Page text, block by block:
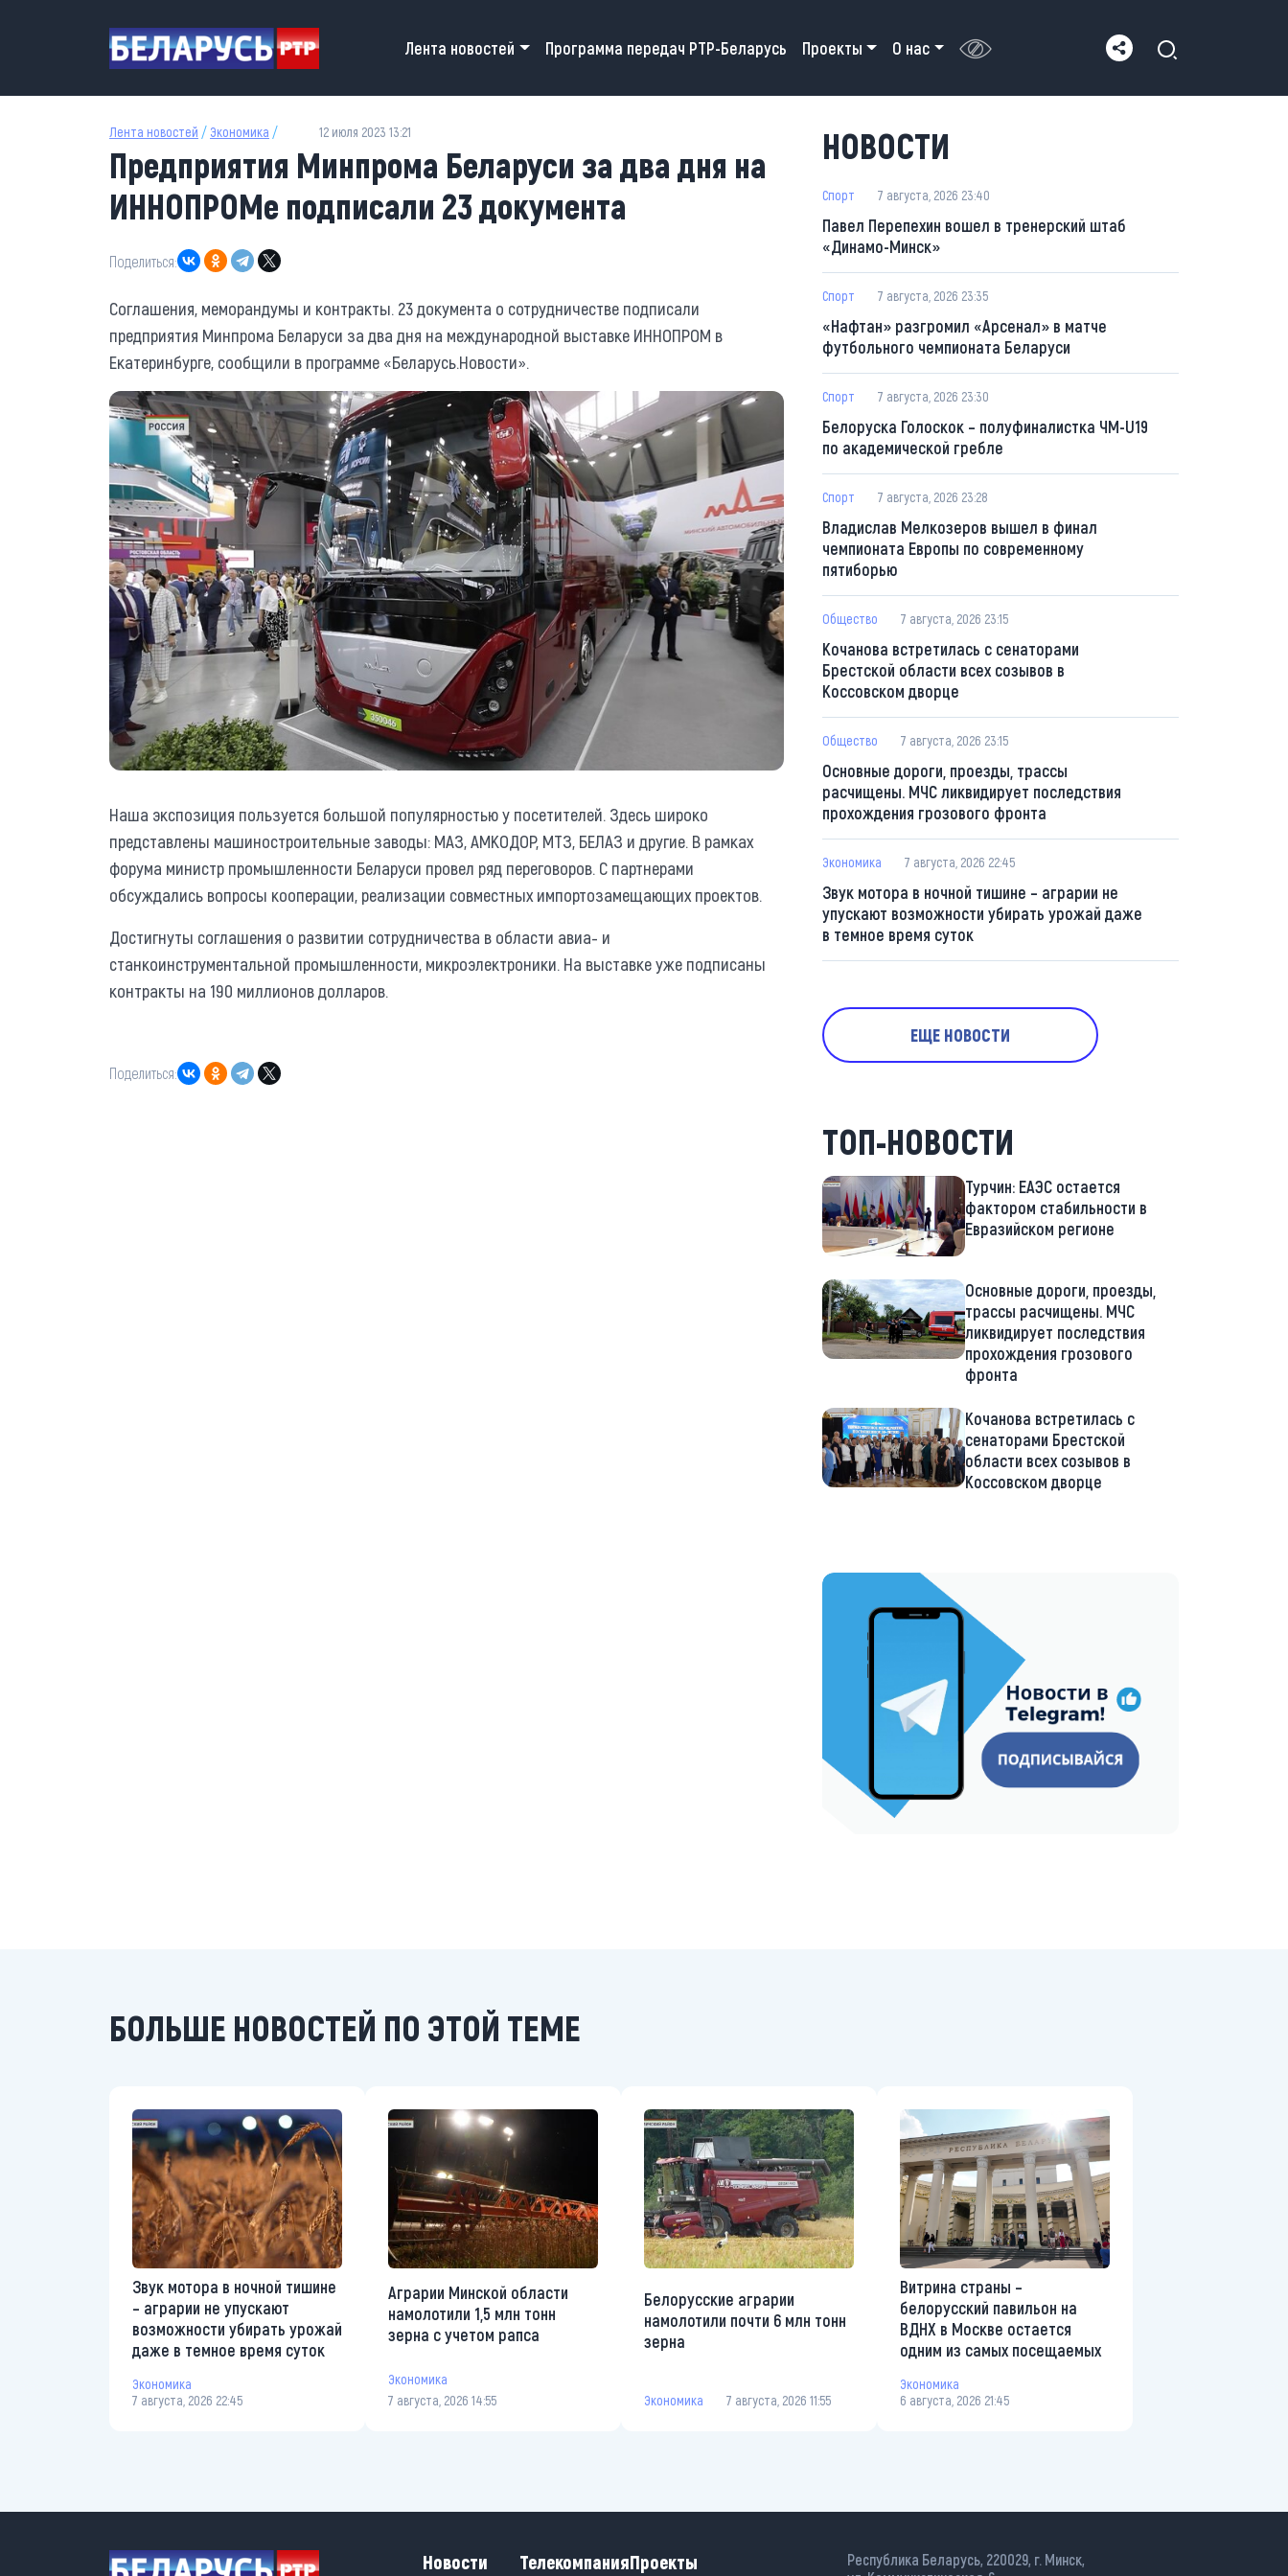
Main navigation
Лента новостей Программа передач РТР-Беларусь Проекты О нас
Лента новостей / Экономика / 12 июля 2023 13:21
Предприятия Минпрома Беларуси за два дня на
ИННОПРОМе подписали 23 документа
Поделиться:
Соглашения, меморандумы и контракты. 23 документа о сотрудничестве подписали
предприятия Минпрома Беларуси за два дня на международной выставке ИННОПРОМ в
Екатеринбурге, сообщили в программе «Беларусь.Новости».
Наша экспозиция пользуется большой популярностью у посетителей. Здесь широко
представлены машиностроительные заводы: МАЗ, АМКОДОР, МТЗ, БЕЛАЗ и другие. В рамках
форума министр промышленности Беларуси провел ряд переговоров. С партнерами
обсуждались вопросы кооперации, реализации совместных импортозамещающих проектов.
Достигнуты соглашения о развитии сотрудничества в области авиа- и
станкоинструментальной промышленности, микроэлектроники. На выставке уже подписаны
контракты на 190 миллионов долларов.
Поделиться:
НОВОСТИ
Спорт 7 августа, 2026 23:40
Павел Перепехин вошел в тренерский штаб
«Динамо-Минск»
Спорт 7 августа, 2026 23:35
«Нафтан» разгромил «Арсенал» в матче
футбольного чемпионата Беларуси
Спорт 7 августа, 2026 23:30
Белоруска Голоскок – полуфиналистка ЧМ-U19
по академической гребле
Спорт 7 августа, 2026 23:28
Владислав Мелкозеров вышел в финал
чемпионата Европы по современному
пятиборью
Общество 7 августа, 2026 23:15
Кочанова встретилась с сенаторами
Брестской области всех созывов в
Коссовском дворце
Общество 7 августа, 2026 23:15
Основные дороги, проезды, трассы
расчищены. МЧС ликвидирует последствия
прохождения грозового фронта
Экономика 7 августа, 2026 22:45
Звук мотора в ночной тишине – аграрии не
упускают возможности убирать урожай даже
в темное время суток
ЕЩЕ НОВОСТИ
ТОП-НОВОСТИ
Турчин: ЕАЭС остается
фактором стабильности в
Евразийском регионе
Основные дороги, проезды,
трассы расчищены. МЧС
ликвидирует последствия
прохождения грозового
фронта
Кочанова встретилась с
сенаторами Брестской
области всех созывов в
Коссовском дворце
https://t.me/minskctvby
БОЛЬШЕ НОВОСТЕЙ ПО ЭТОЙ ТЕМЕ
Звук мотора в ночной тишине
– аграрии не упускают
возможности убирать урожай
даже в темное время суток
Экономика
7 августа, 2026 22:45
Аграрии Минской области
намолотили 1,5 млн тонн
зерна с учетом рапса
Экономика
7 августа, 2026 14:55
Белорусские аграрии
намолотили почти 6 млн тонн
зерна
Экономика 7 августа, 2026 11:55
Витрина страны –
белорусский павильон на
ВДНХ в Москве остается
одним из самых посещаемых
Экономика
6 августа, 2026 21:45
Новости ТелекомпанияПроекты
Республика Беларусь, 220029, г. Минск,